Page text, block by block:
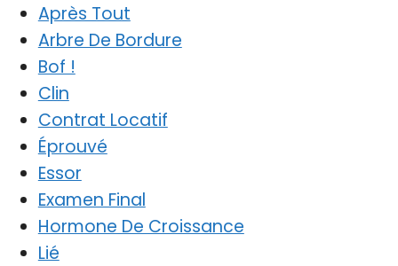
Après Tout
Arbre De Bordure
Bof !
Clin
Contrat Locatif
Éprouvé
Essor
Examen Final
Hormone De Croissance
Lié